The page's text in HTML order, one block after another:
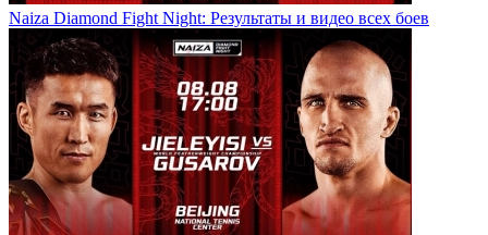
Naiza Diamond Fight Night: Результаты и видео всех боев